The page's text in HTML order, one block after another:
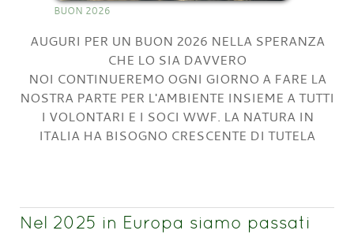
BUON 2026
AUGURI PER UN BUON 2026 NELLA SPERANZA
CHE LO SIA DAVVERO
NOI CONTINUEREMO OGNI GIORNO A FARE LA
NOSTRA PARTE PER L'AMBIENTE INSIEME A TUTTI
I VOLONTARI E I SOCI WWF. LA NATURA IN
ITALIA HA BISOGNO CRESCENTE DI TUTELA
Nel 2025 in Europa siamo passati